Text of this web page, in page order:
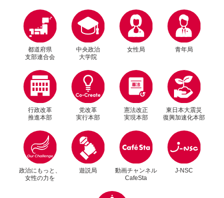
都道府県
支部連合会
中央政治
大学院
女性局 青年局
行政改革
推進本部
党改革
実行本部
憲法改正
実現本部
東日本大震災
復興加速化本部
政治にもっと、
女性の力を
別ウィンドウリンク
遊説局
別ウィンドウリンク
動画チャンネル
CafeSta
J-NSC
別ウィンドウリンク